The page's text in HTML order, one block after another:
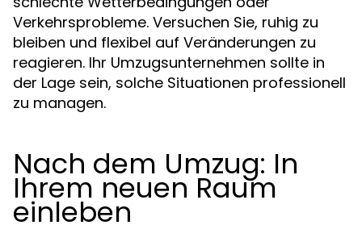
Verkehrsprobleme. Versuchen Sie, ruhig zu
bleiben und flexibel auf Veränderungen zu
reagieren. Ihr Umzugsunternehmen sollte in
der Lage sein, solche Situationen professionell
zu managen.
Nach dem Umzug: In
Ihrem neuen Raum
einleben